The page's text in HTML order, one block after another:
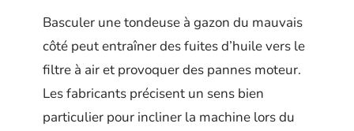
Basculer une tondeuse à gazon du mauvais
côté peut entraîner des fuites d’huile vers le
filtre à air et provoquer des pannes moteur.
Les fabricants précisent un sens bien
particulier pour incliner la machine lors du